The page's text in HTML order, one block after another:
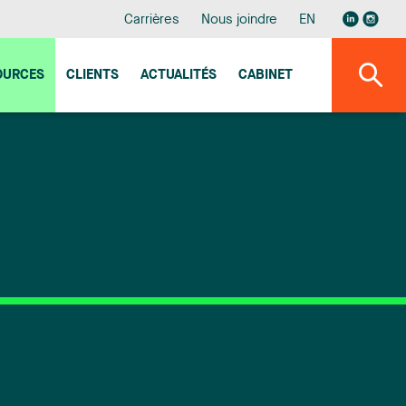
Carrières Nous joindre EN
CLIENTS ACTUALITÉS CABINET